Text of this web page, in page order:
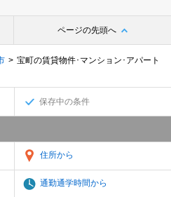
ページの先頭へ
宝町の賃貸物件･マンション･アパート
保存中の条件
住所から
通勤通学時間から